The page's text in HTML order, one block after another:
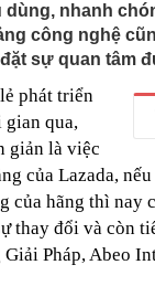
Không cần tặng
huynh - giáo
Ukraine tập kích
Nam NSND,
vợ thiếu tá kém
Một ô tô biển 29A
định: Riêng tháng
Tổng thống
Du khách Tây:
nghiện rất cao'
nhanh
công nghệ
sự quan tâm
phát triển
gian qua,
giản là việc
của Lazada,
của hãng thì nay
thay đổi và còn
Giải Pháp, Abeo